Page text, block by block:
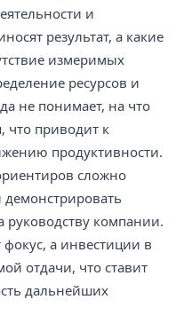
и
результат, а какие
измеримых
ресурсов и
не понимает, на что
что приводит к
продуктивности.
сложно
руководству компании.
фокус, а инвестиции в
отдачи, что ставит
дальнейших